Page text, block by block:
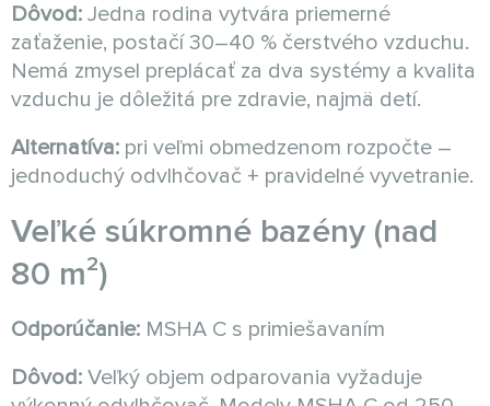
Dôvod: Jedna rodina vytvára priemerné
zaťaženie, postačí 30–40 % čerstvého vzduchu.
Nemá zmysel preplácať za dva systémy a kvalita
vzduchu je dôležitá pre zdravie, najmä detí.
Alternatíva: pri veľmi obmedzenom rozpočte –
jednoduchý odvlhčovač + pravidelné vyvetranie.
Veľké súkromné bazény (nad
80 m²)
Odporúčanie: MSHA C s primiešavaním
Dôvod: Veľký objem odparovania vyžaduje